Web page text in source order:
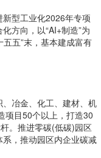
型工业化2026年专项
方向，以“AI+制造”为
五五”末，基本建成富有
冶金、化工、建材、机
项目50个以上，打造30
。推进零碳(低碳)园区
，推动园区内企业碳减